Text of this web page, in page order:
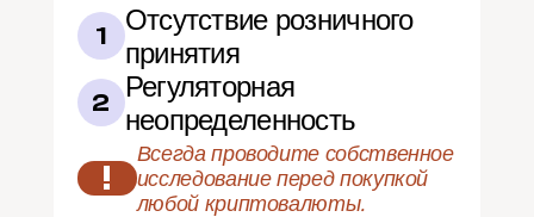
1
Отсутствие розничного
принятия
2
Регуляторная
неопределенность
!
Всегда проводите собственное
исследование перед покупкой
любой криптовалюты.